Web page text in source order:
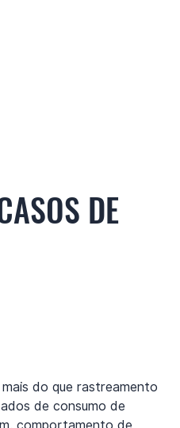
DE
do que rastreamento
de consumo de